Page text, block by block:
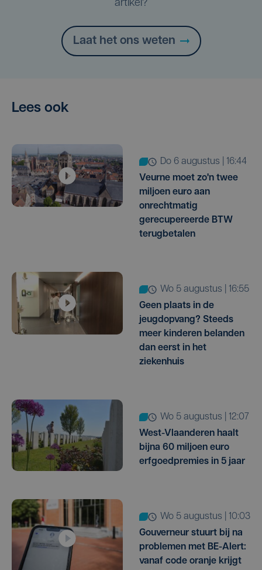
artikel?
Laat het ons weten
Lees ook
do 6 augustus | 16:44
Veurne moet zo'n twee
miljoen euro aan
onrechtmatig
gerecupereerde BTW
terugbetalen
wo 5 augustus | 16:55
Geen plaats in de
jeugdopvang? Steeds
meer kinderen belanden
dan eerst in het
ziekenhuis
wo 5 augustus | 12:07
West-Vlaanderen haalt
bijna 60 miljoen euro
erfgoedpremies in 5 jaar
wo 5 augustus | 10:03
Gouverneur stuurt bij na
problemen met BE-Alert:
vanaf code oranje krijgt